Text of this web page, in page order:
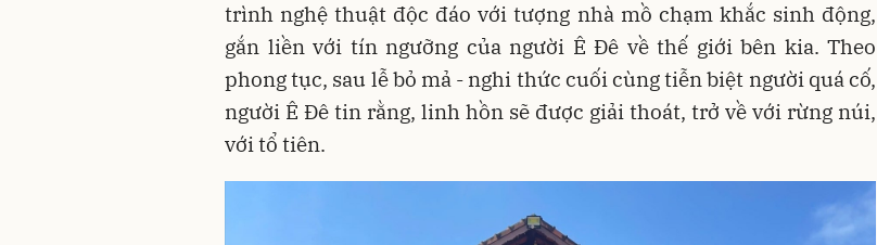
trình nghệ thuật độc đáo với tượng nhà mồ chạm khắc sinh động,
gắn liền với tín ngưỡng của người Ê Đê về thế giới bên kia. Theo
phong tục, sau lễ bỏ mả - nghi thức cuối cùng tiễn biệt người quá cố,
người Ê Đê tin rằng, linh hồn sẽ được giải thoát, trở về với rừng núi,
với tổ tiên.